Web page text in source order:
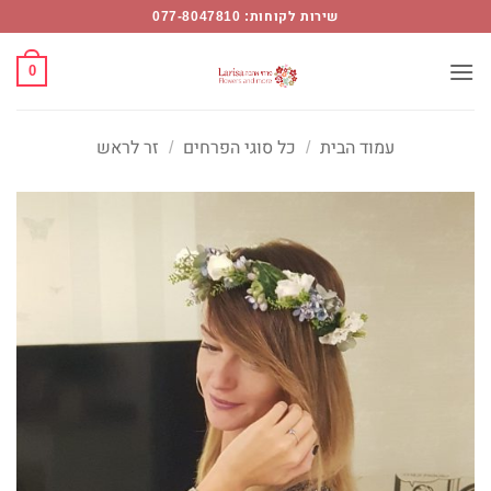
content
שירות לקוחות: 077-8047810
0
עמוד הבית / כל סוגי הפרחים / זר לראש